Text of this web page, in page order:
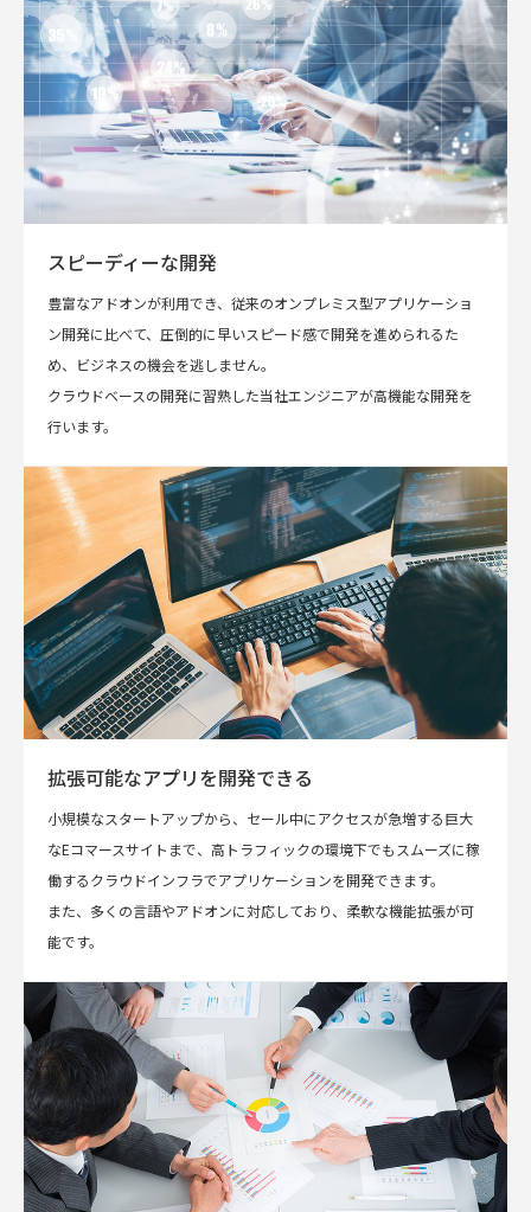
スピーディーな開発
豊富なアドオンが利用でき、従来のオンプレミス型アプリケーショ
ン開発に比べて、圧倒的に早いスピード感で開発を進められるた
め、ビジネスの機会を逃しません。
クラウドベースの開発に習熟した当社エンジニアが高機能な開発を
行います。
拡張可能なアプリを開発できる
小規模なスタートアップから、セール中にアクセスが急増する巨大
なEコマースサイトまで、高トラフィックの環境下でもスムーズに稼
働するクラウドインフラでアプリケーションを開発できます。
また、多くの言語やアドオンに対応しており、柔軟な機能拡張が可
能です。